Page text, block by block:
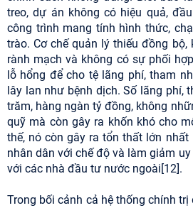
treo, dự án không có hiệu quả,
công trình mang tính hình thức,
trào. Cơ chế quản lý thiếu đồng bộ,
rành mạch và không có sự phối
lỗ hổng để cho tệ lãng phí, tham
lây lan như bệnh dịch. Số lãng phí,
trăm, hàng ngàn tỷ đồng, không
quỹ mà còn gây ra khốn khó cho
thế, nó còn gây ra tổn thất lớn
nhân dân với chế độ và làm giảm
với các nhà đầu tư nước ngoài[12].
Trong bối cảnh cả hệ thống chính